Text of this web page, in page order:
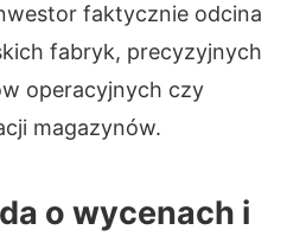
faktycznie odcina
fabryk, precyzyjnych
operacyjnych czy
magazynów.
o wycenach i